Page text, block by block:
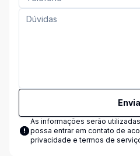
As informações serão
possa entrar em contato de
privacidade e termos de